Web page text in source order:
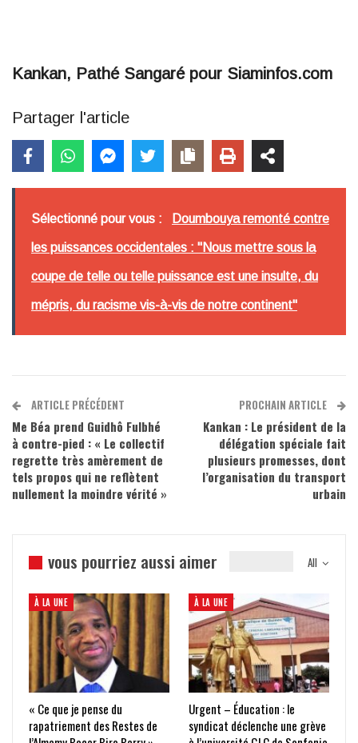
Kankan, Pathé Sangaré pour Siaminfos.com
Partager l'article
Sélectionné pour vous : Doumbouya remonté contre
les puissances occidentales : "Nous mettre sous la
coupe de telle ou telle puissance est une insulte, du
mépris, du racisme vis-à-vis de notre continent"
ARTICLE PRÉCÉDENT
Me Béa prend Guidhô Fulbhé
à contre-pied : « Le collectif
regrette très amèrement de
tels propos qui ne reflètent
nullement la moindre vérité »
PROCHAIN ARTICLE
Kankan : Le président de la
délégation spéciale fait
plusieurs promesses, dont
l’organisation du transport
urbain
All
vous pourriez aussi aimer
À LA UNE
« Ce que je pense du
rapatriement des Restes de
À LA UNE
Urgent – Éducation : le
syndicat déclenche une grève